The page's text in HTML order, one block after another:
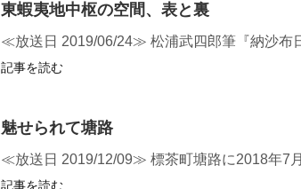
東蝦夷地中枢の空間、表と裏
≪放送日 2019/06/24≫ 松浦武四郎筆『納沙布
記事を読む
魅せられて塘路
≪放送日 2019/12/09≫ 標茶町塘路に2018年7
記事を読む